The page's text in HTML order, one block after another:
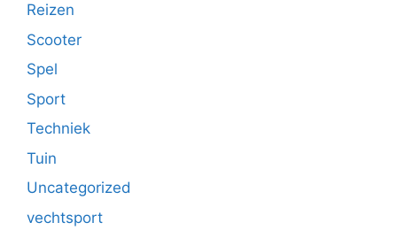
Reizen
Scooter
Spel
Sport
Techniek
Tuin
Uncategorized
vechtsport